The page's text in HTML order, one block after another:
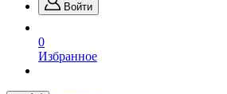
Войти
0
Избранное